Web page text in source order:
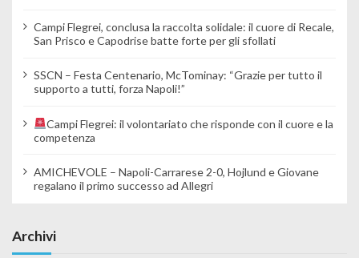
Campi Flegrei, conclusa la raccolta solidale: il cuore di Recale,
San Prisco e Capodrise batte forte per gli sfollati
SSCN – Festa Centenario, McTominay: “Grazie per tutto il
supporto a tutti, forza Napoli!”
Campi Flegrei: il volontariato che risponde con il cuore e la
competenza
AMICHEVOLE – Napoli-Carrarese 2-0, Hojlund e Giovane
regalano il primo successo ad Allegri
Archivi